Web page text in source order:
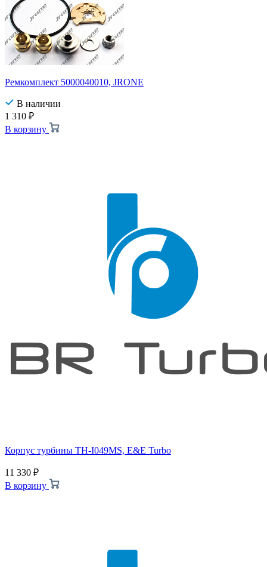
Ремкомплект 5000040010, JRONE
В наличии
1 310 ₽
В корзину
Корпус турбины TH-I049MS, E&E Turbo
11 330 ₽
В корзину